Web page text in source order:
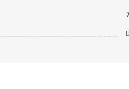
7
данных и соглашаетесь с